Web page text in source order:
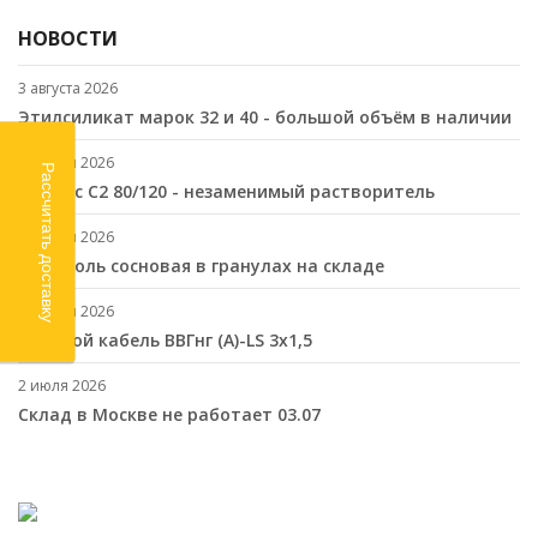
НОВОСТИ
3 августа 2026
Этилсиликат марок 32 и 40 - большой объём в наличии
24 июля 2026
Нефрас С2 80/120 - незаменимый растворитель
17 июля 2026
Канифоль сосновая в гранулах на складе
10 июля 2026
Cиловой кабель ВВГнг (A)-LS 3х1,5
2 июля 2026
Склад в Москве не работает 03.07
Рассчитать доставку